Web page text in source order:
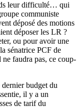
leur difficulté… qui
communiste
déposé des motions
déposer les LR ?
ou pour avoir une
sénatrice PCF de
faudra pas, ce coup-
dernier budget du
il y a un
de tarif du